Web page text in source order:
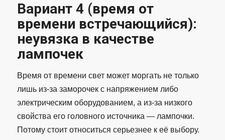
Вариант 4 (время от
времени встречающийся):
неувязка в качестве
лампочек
Время от времени свет может моргать не только
лишь из-за заморочек с напряжением либо
электрическим оборудованием, а из-за низкого
свойства его головного источника — лампочки.
Потому стоит относиться серьезнее к её выбору.